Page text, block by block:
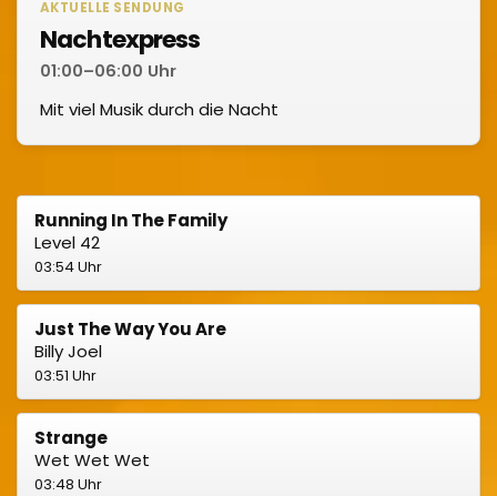
AKTUELLE SENDUNG
Nachtexpress
01:00–06:00 Uhr
Mit viel Musik durch die Nacht
Running In The Family
Level 42
03:54 Uhr
Just The Way You Are
Billy Joel
03:51 Uhr
Strange
Wet Wet Wet
03:48 Uhr